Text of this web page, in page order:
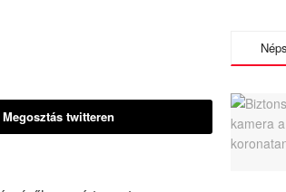
Megosztás twitteren